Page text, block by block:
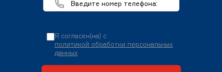
Я согласен(на) с
политикой обработки персональных
данных